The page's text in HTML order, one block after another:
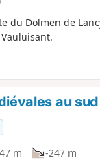
du Dolmen de
au
m
-247 m